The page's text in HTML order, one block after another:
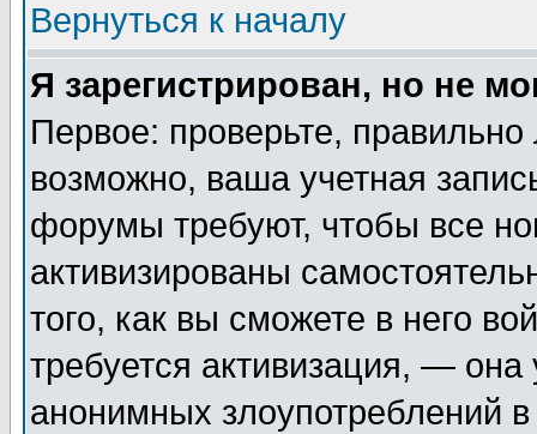
Вернуться к началу
Я зарегистрирован, но не
Первое: проверьте,
возможно, ваша учетная
форумы требуют, чтобы все
активизированы
того, как вы сможете в него
требуется активизация, —
анонимных злоупотреблений